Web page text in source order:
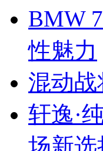
BMW
性魅力
混动战
轩逸·